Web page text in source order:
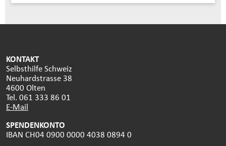
KONTAKT
Selbsthilfe Schweiz
Neuhardstrasse 38
4600 Olten
Tel. 061 333 86 01
E-Mail
SPENDENKONTO
IBAN CH04 0900 0000 4038 0894 0